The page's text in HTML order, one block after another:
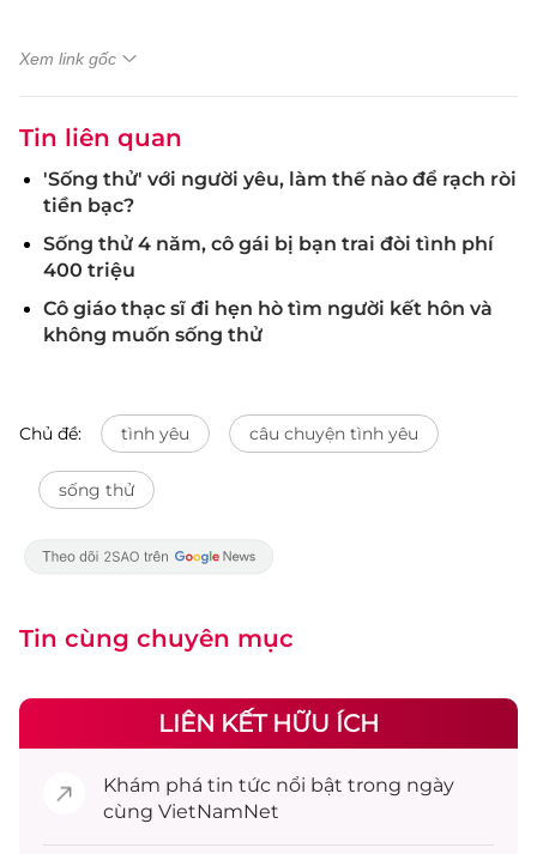
Xem link gốc
Tin liên quan
'Sống thử' với người yêu, làm thế nào để rạch ròi
tiền bạc?
Sống thử 4 năm, cô gái bị bạn trai đòi tình phí
400 triệu
Cô giáo thạc sĩ đi hẹn hò tìm người kết hôn và
không muốn sống thử
Chủ đề: tình yêu câu chuyện tình yêu
sống thử
Tin cùng chuyên mục
LIÊN KẾT HỮU ÍCH
Khám phá tin tức nổi bật trong ngày
cùng VietNamNet